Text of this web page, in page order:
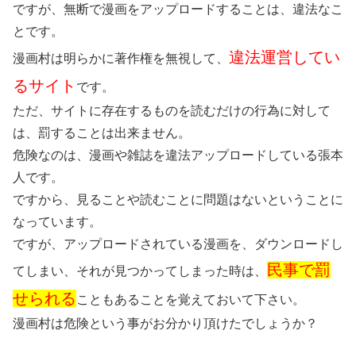
ですが、無断で漫画をアップロードすることは、違法なこ
とです。
漫画村は明らかに著作権を無視して、 違法運営してい
るサイト です。
ただ、サイトに存在するものを読むだけの行為に対して
は、罰することは出来ません。
危険なのは、漫画や雑誌を違法アップロードしている張本
人です。
ですから、見ることや読むことに問題はないということに
なっています。
ですが、アップロードされている漫画を、ダウンロードし
てしまい、それが見つかってしまった時は、
民事で罰
せられる こともあることを覚えておいて下さい。
漫画村は危険という事がお分かり頂けたでしょうか？